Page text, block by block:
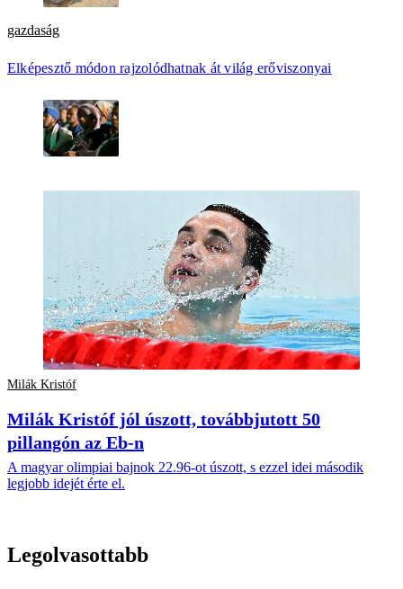
gazdaság
Elképesztő módon rajzolódhatnak át világ erőviszonyai
Milák Kristóf
Milák Kristóf jól úszott, továbbjutott 50
pillangón az Eb-n
A magyar olimpiai bajnok 22.96-ot úszott, s ezzel idei második
legjobb idejét érte el.
Legolvasottabb